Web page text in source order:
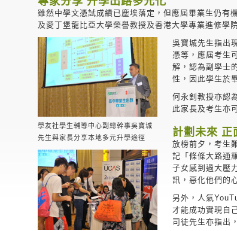
雖然中學文憑試成績已塵埃落定，但應屆畢業生仍
及愛丁堡龍比亞大學榮譽教授及香港大學專業進修學
學友社學生輔導中心副總幹事吳寶城
先生與家長分享本地多元升學途徑
吳寶城先生指出
憑等，應屆考生
解，認為副學士
性，因此學生於
何永釗教授亦認
此家長及考生亦
計劃未來 正
放榜前夕，考生
記「條條大路通
子女感到過大壓
訊，惡化他們的
另外，人氣
才能成功實現自
司徒先生亦指出